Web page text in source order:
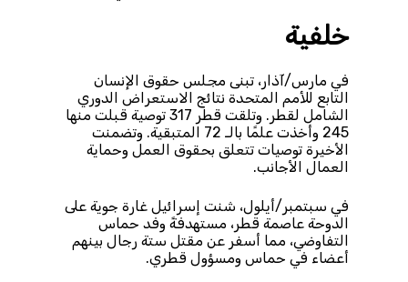
خلفية
في مارس/آذار، تبنى مجلس حقوق الإنسان
التابع للأمم المتحدة نتائج الاستعراض الدوري
الشامل لقطر. وتلقت قطر 317 توصية قبلت منها
245 وأخذت علمًا بالـ 72 المتبقية. وتضمنت
الأخيرة توصيات تتعلق بحقوق العمل وحماية
العمال الأجانب.
في سبتمبر/أيلول، شنت إسرائيل غارة جوية على
الدوحة عاصمة قطر، مستهدفةً وفد حماس
التفاوضي، مما أسفر عن مقتل ستة رجال بينهم
أعضاء في حماس ومسؤول قطري.